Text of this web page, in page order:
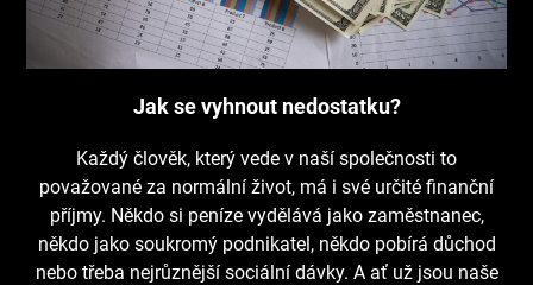
Jak se vyhnout nedostatku?
Každý člověk, který vede v naší společnosti to
považované za normální život, má i své určité finanční
příjmy. Někdo si peníze vydělává jako zaměstnanec,
někdo jako soukromý podnikatel, někdo pobírá důchod
nebo třeba nejrůznější sociální dávky. A ať už jsou naše